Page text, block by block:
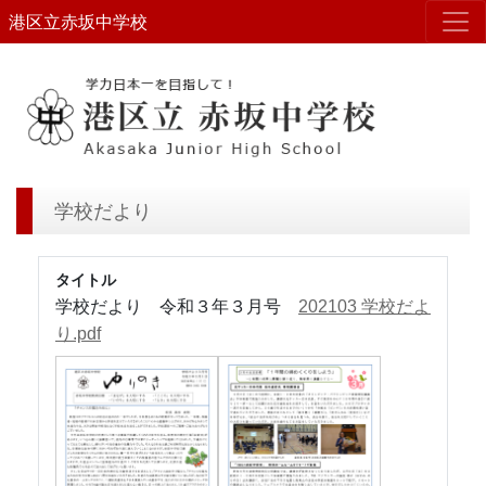
港区立赤坂中学校
学校だより
タイトル
学校だより 令和３年３月号 202103 学校だよ
り.pdf